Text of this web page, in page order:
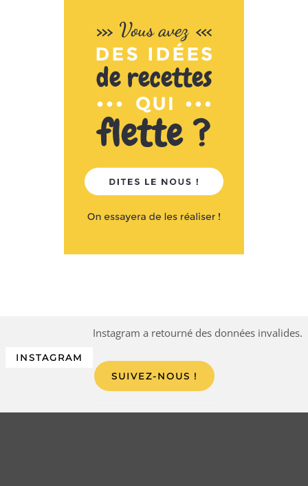
INSTAGRAM
Instagram a retourné des données invalides.
SUIVEZ-NOUS !